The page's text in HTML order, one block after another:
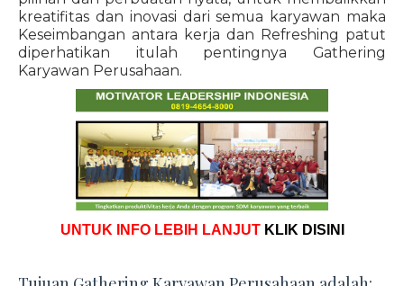
kreatifitas dan inovasi dari semua karyawan maka
Keseimbangan antara kerja dan Refreshing patut
diperhatikan itulah pentingnya Gathering
Karyawan Perusahaan.
UNTUK INFO LEBIH LANJUT KLIK DISINI